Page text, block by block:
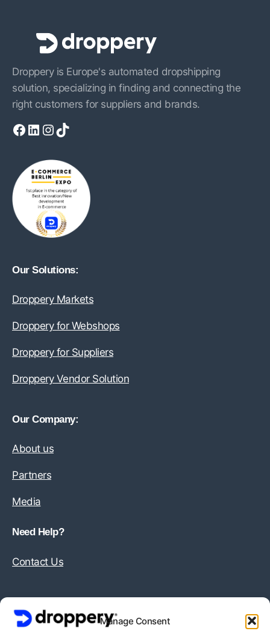
Manage Consent
Droppery is Europe's automated dropshipping
solution, specializing in finding and connecting the
right customers for suppliers and brands.
Facebook LinkedIn InstagramTikTok
Our Solutions:
Droppery Markets
Droppery for Webshops
Droppery for Suppliers
Droppery Vendor Solution
Our Company:
About us
Partners
Media
Need Help?
Contact Us